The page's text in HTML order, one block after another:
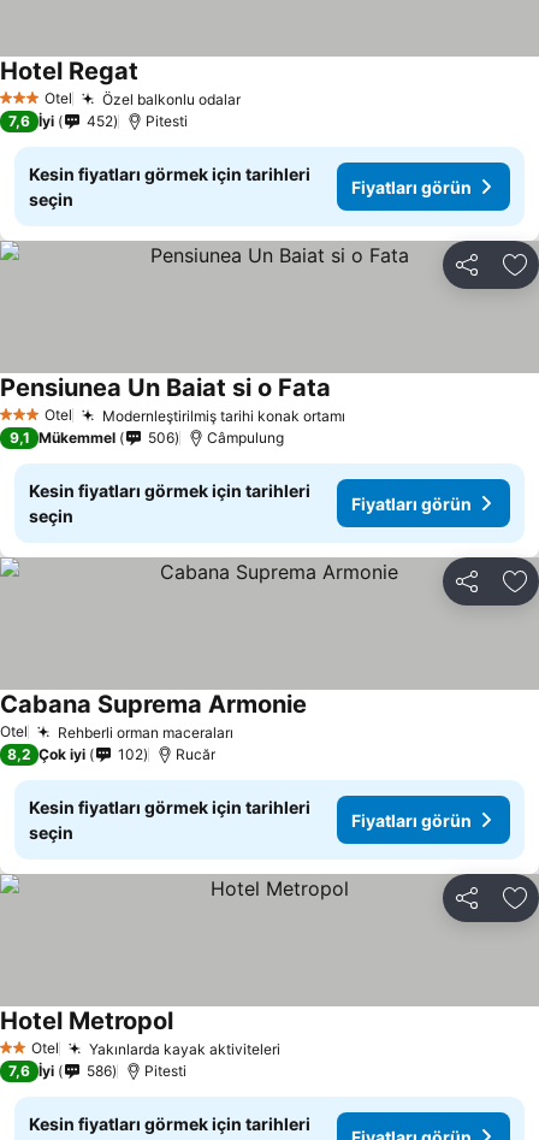
3 YıldızOtel Özel balkonlu odalarFiyatları görün
Hotel Regat
7,6 İyi 452 Pitesti
Kesin fiyatları görmek için tarihleri
seçin
Fiyatları görün
Paylaş
3 YıldızOtel Modernleştirilmiş tarihi konak ortamı
Pensiunea Un Baiat si o Fata
9,1 Mükemmel 506 Câmpulung
Kesin fiyatları görmek için tarihleri
seçin
Fiyatları görün
Paylaş
Otel Rehberli orman maceraları
Cabana Suprema Armonie
8,2 Çok iyi 102 Rucăr
Kesin fiyatları görmek için tarihleri
seçin
Fiyatları görün
Paylaş
2 Yıldız
Otel Yakınlarda kayak aktiviteleri
Hotel MetropolFiyatları görün
7,6 İyi 586 Pitesti
Kesin fiyatları görmek için tarihleri